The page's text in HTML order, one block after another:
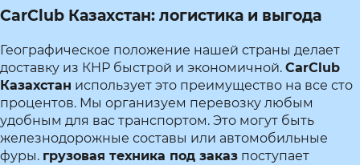
CarClub Казахстан: логистика и выгода
Географическое положение нашей страны делает
доставку из КНР быстрой и экономичной. CarClub
Казахстан использует это преимущество на все сто
процентов. Мы организуем перевозку любым
удобным для вас транспортом. Это могут быть
железнодорожные составы или автомобильные
фуры. грузовая техника под заказ поступает